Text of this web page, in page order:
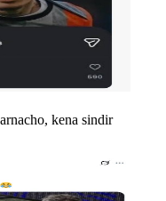
kena sindir